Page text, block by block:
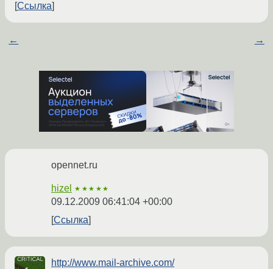
Ссылка
← →
opennet.ru
hizel ★★★★★
09.12.2009 06:41:04 +00:00
Ссылка
http://www.mail-archive.com/